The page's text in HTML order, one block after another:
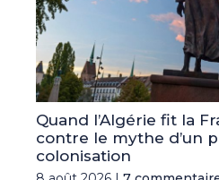
Quand l’Algérie fit la
contre le mythe d’un
colonisation